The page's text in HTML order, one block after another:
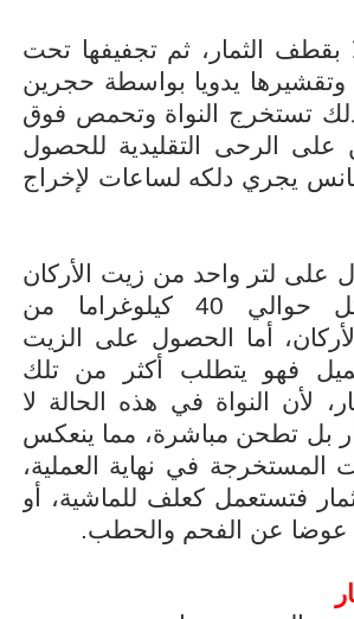
بقطف الثمار، ثم تجفيفها تحت
يدويا بواسطة حجرين
ذلك تستخرج النواة وتحمص فوق
على الرحى التقليدية للحصول
يجري دلكه لساعات لإخراج
على لتر واحد من زيت الأركان
المخصص للأكل حوالي 40 كيلوغراما من
أما الحصول على الزيت
فهو يتطلب أكثر من تلك
لأن النواة في هذه الحالة لا
بل تطحن مباشرة، مما ينعكس
المستخرجة في نهاية العملية،
فتستعمل كعلف للماشية، أو
عوضا عن الفحم والحطب.